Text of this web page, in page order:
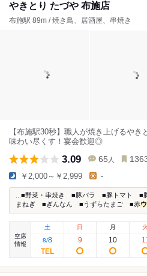
やきとり たづや 布施店
布施駅 89m / 焼き鳥、居酒屋、串焼き
【布施駅30秒】職人が焼き上げるや
味わい尽くす！宴会歓迎◎
3.09 65 人
￥2,000～￥2,999 -
...■野菜・串焼き ■豚バラ ■豚トマト
まねぎ ■ぎんなん ■うずらたまご ■赤
空席
情報
土
8/8
日
9
月
10
火